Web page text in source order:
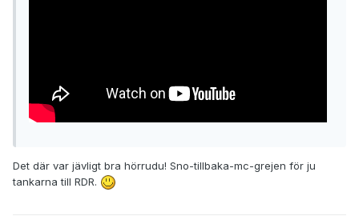
Det där var jävligt bra hörrudu! Sno-tillbaka-mc-grejen för ju
tankarna till RDR.